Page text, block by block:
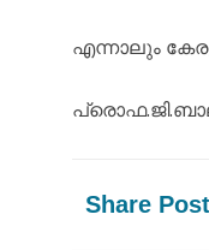
എന്നാലും
Share Post